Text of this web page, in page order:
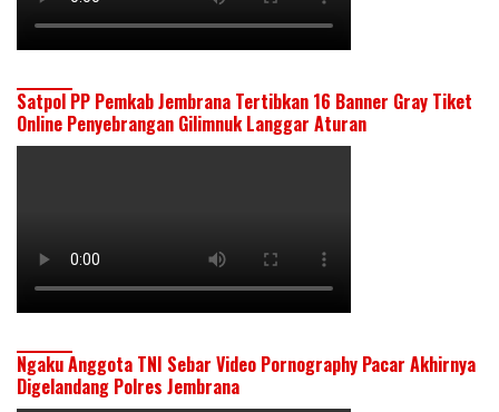
Satpol PP Pemkab Jembrana Tertibkan 16 Banner Gray Tiket
Online Penyebrangan Gilimnuk Langgar Aturan
Ngaku Anggota TNI Sebar Video Pornography Pacar Akhirnya
Digelandang Polres Jembrana